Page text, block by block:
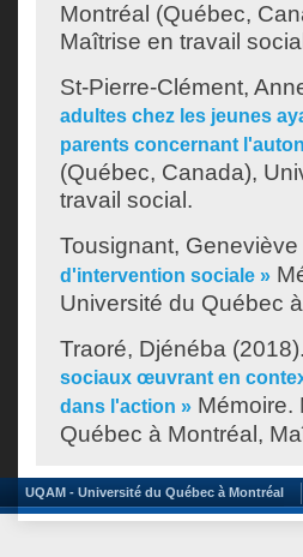
Montréal (Québec,
Maîtrise en travail
St-Pierre-Clément,
adultes chez les jeunes
parents concernant
(Québec, Canada),
travail social.
Tousignant, Geneviève
d'intervention sociale »
Université du Québec
Traoré, Djénéba (2018).
sociaux œuvrant en
dans l'action » Mémoire.
Québec à Montréal,
UQAM - Université du Québec à Montréal